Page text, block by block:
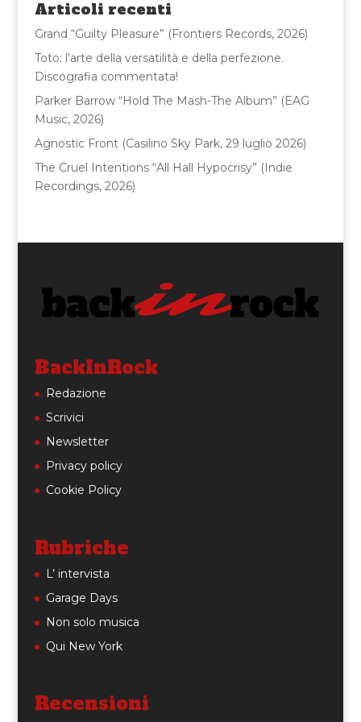
o
k
Articoli recenti
Grand “Guilty Pleasure” (Frontiers Records, 2026)
Toto: l’arte della versatilità e della perfezione.
Discografia commentata!
Parker Barrow “Hold The Mash-The Album” (EAG
Music, 2026)
Agnostic Front (Casilino Sky Park, 29 luglio 2026)
The Cruel Intentions “All Hall Hypocrisy” (Indie
Recordings, 2026)
BackInRock
Redazione
Scrivici
Newsletter
Privacy policy
Cookie Policy
Rubriche
L’ intervista
Garage Days
Non solo musica
Qui New York
Recensioni